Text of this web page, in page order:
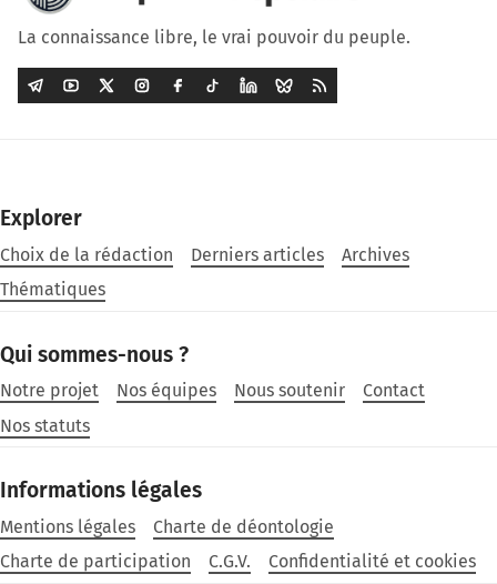
La connaissance libre, le vrai pouvoir du peuple.
Explorer
Choix de la rédaction Derniers articles
Archives
Thématiques
Qui sommes-nous ?
Notre projet Nos équipes Nous soutenir
Contact
Nos statuts
Informations légales
Mentions légales
Charte de déontologie
Charte de participation
C.G.V. Confidentialité et cookies